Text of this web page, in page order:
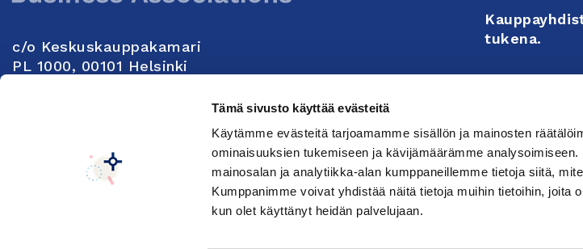
Tämä sivusto käyttää evästeitä
Käytämme evästeitä tarjoamamme sisällön ja mainosten
ominaisuuksien tukemiseen ja kävijämäärämme
mainosalan ja analytiikka-alan kumppaneillemme tietoja siitä,
Kumppanimme voivat yhdistää näitä tietoja muihin tietoihin, joita
kun olet käyttänyt heidän palvelujaan.
c/o Keskuskauppakamari
PL 1000, 00101 Helsinki
Keskuskauppakamarin tietosuojaseloste Muuta evästeasetuksia
tukena.
activities.